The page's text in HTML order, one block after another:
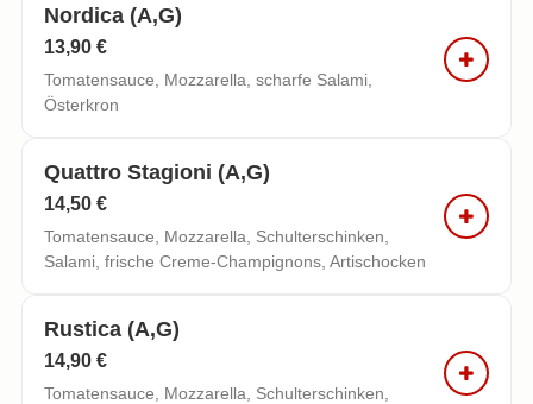
Nordica (a,g)
13,90 €
Tomatensauce, Mozzarella, scharfe Salami,
Österkron
Quattro Stagioni (a,g)
14,50 €
Tomatensauce, Mozzarella, Schulterschinken,
Salami, frische Creme-Champignons, Artischocken
Rustica (a,g)
14,90 €
Tomatensauce, Mozzarella, Schulterschinken,